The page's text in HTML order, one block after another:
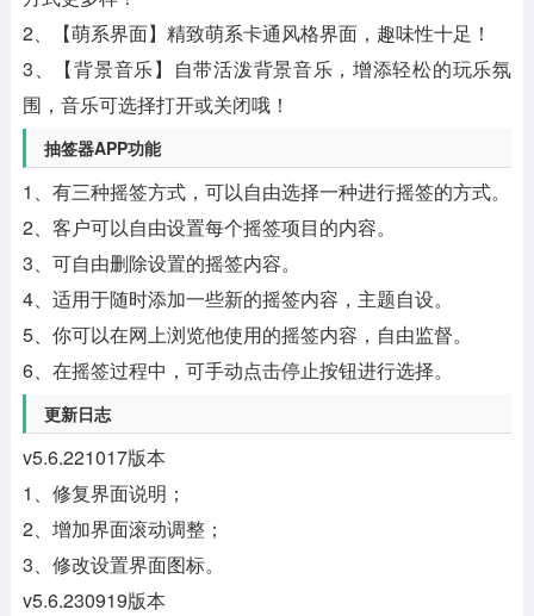
2、【萌系界面】精致萌系卡通风格界面，趣味性十足！
3、【背景音乐】自带活泼背景音乐，增添轻松的玩乐氛
围，音乐可选择打开或关闭哦！
抽签器APP功能
1、有三种摇签方式，可以自由选择一种进行摇签的方式。
2、客户可以自由设置每个摇签项目的内容。
3、可自由删除设置的摇签内容。
4、适用于随时添加一些新的摇签内容，主题自设。
5、你可以在网上浏览他使用的摇签内容，自由监督。
6、在摇签过程中，可手动点击停止按钮进行选择。
更新日志
v5.6.221017版本
1、修复界面说明；
2、增加界面滚动调整；
3、修改设置界面图标。
v5.6.230919版本